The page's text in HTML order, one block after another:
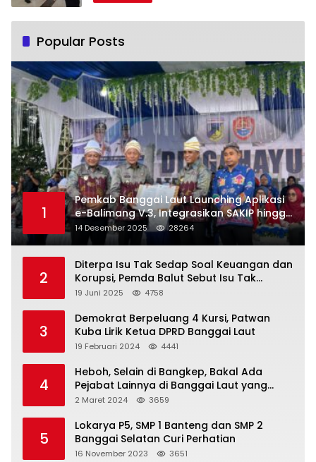
Popular Posts
1
Pemkab Banggai Laut Launching Aplikasi
e-Balimang V.3, Integrasikan SAKIP hingga
Satu Data Layanan Publik
14 Desember 2025 28264
2
Diterpa Isu Tak Sedap Soal Keuangan dan
Korupsi, Pemda Balut Sebut Isu Tak
Berdasar
19 Juni 2025 4758
3
Demokrat Berpeluang 4 Kursi, Patwan
Kuba Lirik Ketua DPRD Banggai Laut
19 Februari 2024 4441
4
Heboh, Selain di Bangkep, Bakal Ada
Pejabat Lainnya di Banggai Laut yang
Bakal di Ciduk, Bagini Kata Kapolres!
2 Maret 2024 3659
5
Lokarya P5, SMP 1 Banteng dan SMP 2
Banggai Selatan Curi Perhatian
16 November 2023 3651